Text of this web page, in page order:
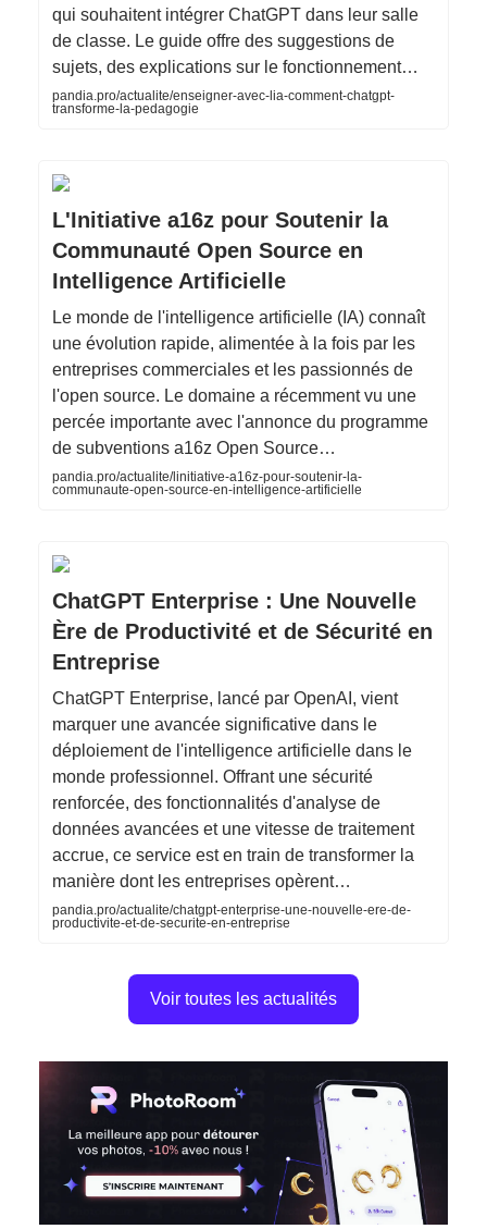
qui souhaitent intégrer ChatGPT dans leur salle
de classe. Le guide offre des suggestions de
sujets, des explications sur le fonctionnement…
pandia.pro/actualite/enseigner-avec-lia-comment-chatgpt-
transforme-la-pedagogie
L'Initiative a16z pour Soutenir la
Communauté Open Source en
Intelligence Artificielle
Le monde de l'intelligence artificielle (IA) connaît
une évolution rapide, alimentée à la fois par les
entreprises commerciales et les passionnés de
l'open source. Le domaine a récemment vu une
percée importante avec l'annonce du programme
de subventions a16z Open Source…
pandia.pro/actualite/linitiative-a16z-pour-soutenir-la-
communaute-open-source-en-intelligence-artificielle
ChatGPT Enterprise : Une Nouvelle
Ère de Productivité et de Sécurité en
Entreprise
ChatGPT Enterprise, lancé par OpenAI, vient
marquer une avancée significative dans le
déploiement de l'intelligence artificielle dans le
monde professionnel. Offrant une sécurité
renforcée, des fonctionnalités d'analyse de
données avancées et une vitesse de traitement
accrue, ce service est en train de transformer la
manière dont les entreprises opèrent…
pandia.pro/actualite/chatgpt-enterprise-une-nouvelle-ere-de-
productivite-et-de-securite-en-entreprise
Voir toutes les actualités